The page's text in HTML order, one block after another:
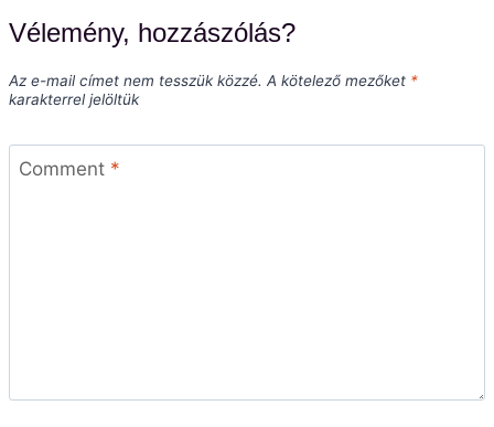
Vélemény, hozzászólás?
Az e-mail címet nem tesszük közzé. A kötelező mezőket *
karakterrel jelöltük
Comment *